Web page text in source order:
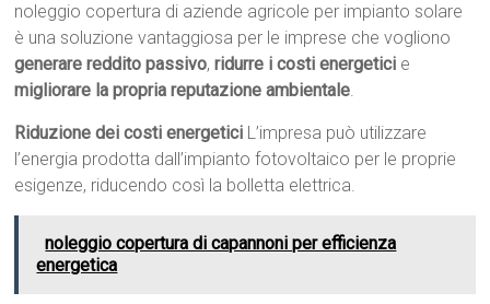
noleggio copertura di aziende agricole per impianto solare
è una soluzione vantaggiosa per le imprese che vogliono
generare reddito passivo,ridurre i costi energetici e
migliorare la propria reputazione ambientale.
Riduzione dei costi energetici L’impresa può utilizzare
l’energia prodotta dall’impianto fotovoltaico per le proprie
esigenze, riducendo così la bolletta elettrica.
noleggio copertura di capannoni per efficienza
energetica